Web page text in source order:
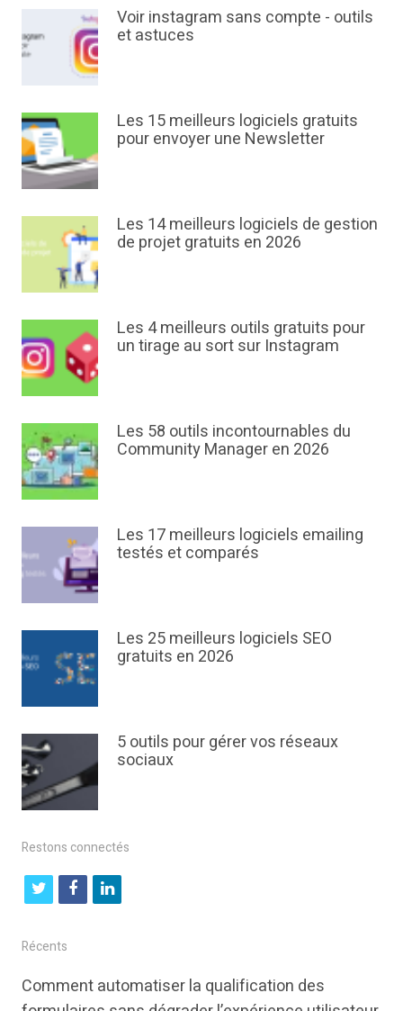
Voir instagram sans compte - outils
et astuces
Les 15 meilleurs logiciels gratuits
pour envoyer une Newsletter
Les 14 meilleurs logiciels de gestion
de projet gratuits en 2026
Les 4 meilleurs outils gratuits pour
un tirage au sort sur Instagram
Les 58 outils incontournables du
Community Manager en 2026
Les 17 meilleurs logiciels emailing
testés et comparés
Les 25 meilleurs logiciels SEO
gratuits en 2026
5 outils pour gérer vos réseaux
sociaux
Restons connectés
t
i
t
f
b
l
k
e
Récents
Comment automatiser la qualification des